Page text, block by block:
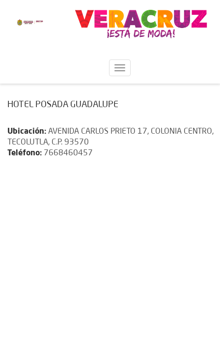
HOTEL POSADA GUADALUPE
Ubicación: AVENIDA CARLOS PRIETO 17, COLONIA CENTRO,
TECOLUTLA, C.P. 93570
Teléfono: 7668460457